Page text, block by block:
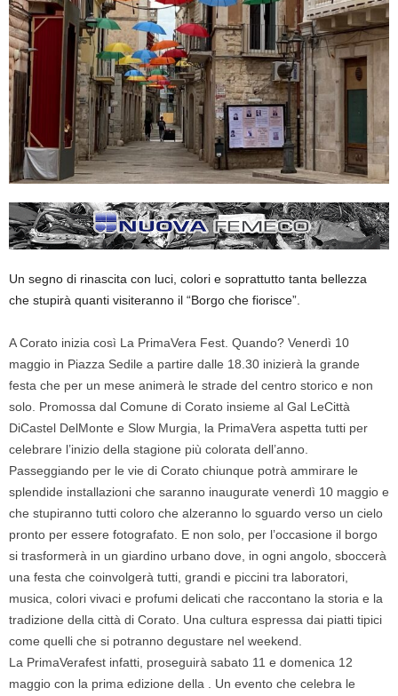
Un segno di rinascita con luci, colori e soprattutto tanta bellezza
che stupirà quanti visiteranno il “Borgo che fiorisce”.
A Corato inizia così La PrimaVera Fest. Quando? Venerdì 10
maggio in Piazza Sedile a partire dalle 18.30 inizierà la grande
festa che per un mese animerà le strade del centro storico e non
solo. Promossa dal Comune di Corato insieme al Gal LeCittà
DiCastel DelMonte e Slow Murgia, la PrimaVera aspetta tutti per
celebrare l’inizio della stagione più colorata dell’anno.
Passeggiando per le vie di Corato chiunque potrà ammirare le
splendide installazioni che saranno inaugurate venerdì 10 maggio e
che stupiranno tutti coloro che alzeranno lo sguardo verso un cielo
pronto per essere fotografato. E non solo, per l’occasione il borgo
si trasformerà in un giardino urbano dove, in ogni angolo, sboccerà
una festa che coinvolgerà tutti, grandi e piccini tra laboratori,
musica, colori vivaci e profumi delicati che raccontano la storia e la
tradizione della città di Corato. Una cultura espressa dai piatti tipici
come quelli che si potranno degustare nel weekend.
La PrimaVerafest infatti, proseguirà sabato 11 e domenica 12
maggio con la prima edizione della . Un evento che celebra le